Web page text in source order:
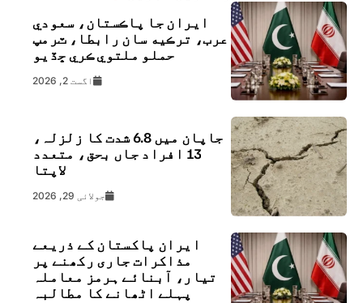
ايران جا پاڪستان، سعودي
عرب، ترڪيه سان رابطا، ٽرمپ
حملو ملتوي ڪري ڇڏيو
اگست 2, 2026
جاپان میں 6.8 شدت کا زلزلہ،
13 افراد جاں بحق، متعدد
لاپتا
جولائی 29, 2026
ایران پاکستان کے ذریعے
مذاکرات جاری رکھنے پر
تیار، آبنائے ہرمز معاملہ
پہلے اٹھانے کا مطالبہ